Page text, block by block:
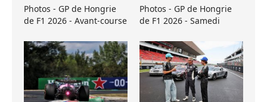
Photos - GP de Hongrie
de F1 2026 - Avant-course
Photos - GP de Hongrie
de F1 2026 - Samedi